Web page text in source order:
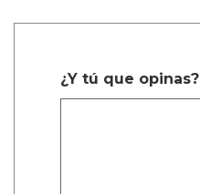
¿Y tú que opinas?